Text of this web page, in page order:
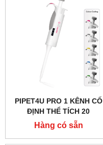
PIPET4U PRO 1 KÊNH CỐ
ĐỊNH THỂ TÍCH 20
MICROLIT HÃNG AHN -
ĐỨC
Hàng có sẵn